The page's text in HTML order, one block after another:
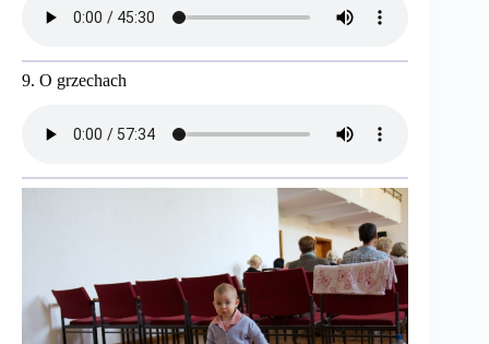
9. O grzechach